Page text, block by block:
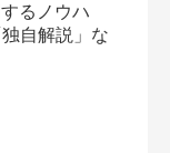
るノウハ
自解説」な